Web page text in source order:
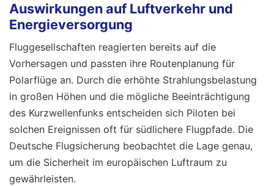
Auswirkungen auf Luftverkehr und
Energieversorgung
Fluggesellschaften reagierten bereits auf die
Vorhersagen und passten ihre Routenplanung für
Polarflüge an. Durch die erhöhte Strahlungsbelastung
in großen Höhen und die mögliche Beeinträchtigung
des Kurzwellenfunks entscheiden sich Piloten bei
solchen Ereignissen oft für südlichere Flugpfade. Die
Deutsche Flugsicherung beobachtet die Lage genau,
um die Sicherheit im europäischen Luftraum zu
gewährleisten.